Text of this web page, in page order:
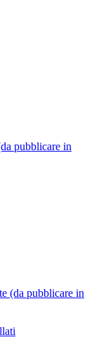
pubblicare in
(da pubblicare in